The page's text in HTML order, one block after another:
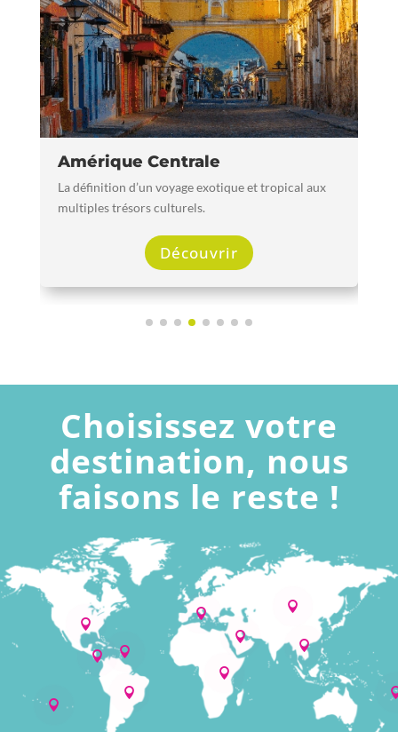
Amérique Centrale
La définition d’un voyage exotique et tropical aux
multiples trésors culturels.
Découvrir
Choisissez votre
destination, nous
faisons le reste !








 